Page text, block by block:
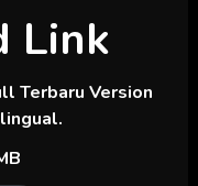
Link
Terbaru Version